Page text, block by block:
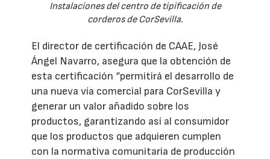
Instalaciones del centro de tipificación de
corderos de CorSevilla.
El director de certificación de CAAE, José
Ángel Navarro, asegura que la obtención de
esta certificación “permitirá el desarrollo de
una nueva vía comercial para CorSevilla y
generar un valor añadido sobre los
productos, garantizando así al consumidor
que los productos que adquieren cumplen
con la normativa comunitaria de producción